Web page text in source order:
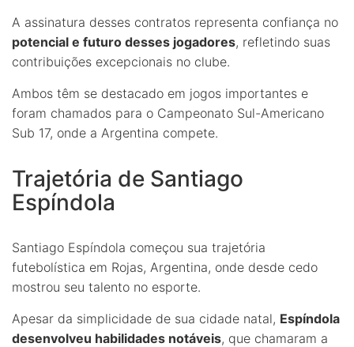
A assinatura desses contratos representa confiança no
potencial e futuro desses jogadores, refletindo suas
contribuições excepcionais no clube.
Ambos têm se destacado em jogos importantes e
foram chamados para o Campeonato Sul-Americano
Sub 17, onde a Argentina compete.
Trajetória de Santiago
Espíndola
Santiago Espíndola começou sua trajetória
futebolística em Rojas, Argentina, onde desde cedo
mostrou seu talento no esporte.
Apesar da simplicidade de sua cidade natal, Espíndola
desenvolveu habilidades notáveis, que chamaram a